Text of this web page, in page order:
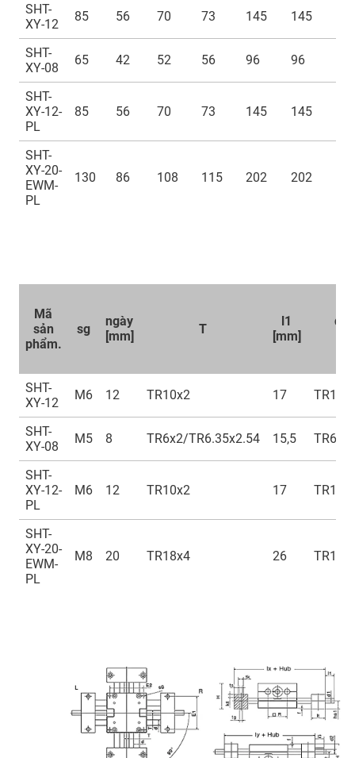
SHT-
XY-12
85 56 70 73 145 145
SHT-
XY-08
65 42 52 56 96 96
SHT-
XY-12-
PL
85 56 70 73 145 145
SHT-
XY-20-
EWM-
PL
130 86 108 115 202 202
Mã
sản
phẩm.
sg
ngày
[mm]
T
l1
[mm]
SHT-
XY-12
M6 12 TR10x2 17
SHT-
XY-08
M5 8 TR6x2/TR6.35x2.54 15,5
SHT-
XY-12-
PL
M6 12 TR10x2 17
SHT-
XY-20-
EWM-
PL
M8 20 TR18x4 26